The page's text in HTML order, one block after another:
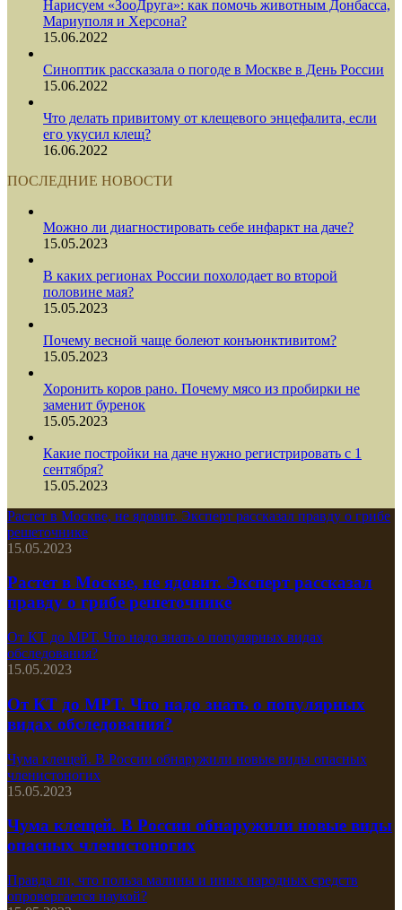
Нарисуем «ЗооДруга»: как помочь животным Донбасса,
Мариуполя и Херсона?
15.06.2022
Синоптик рассказала о погоде в Москве в День России
15.06.2022
Что делать привитому от клещевого энцефалита, если
его укусил клещ?
16.06.2022
ПОСЛЕДНИЕ НОВОСТИ
Можно ли диагностировать себе инфаркт на даче?
15.05.2023
В каких регионах России похолодает во второй
половине мая?
15.05.2023
Почему весной чаще болеют конъюнктивитом?
15.05.2023
Хоронить коров рано. Почему мясо из пробирки не
заменит буренок
15.05.2023
Какие постройки на даче нужно регистрировать с 1
сентября?
15.05.2023
Растет в Москве, не ядовит. Эксперт рассказал правду о грибе
решеточнике
15.05.2023
Растет в Москве, не ядовит. Эксперт рассказал
правду о грибе решеточнике
От КТ до МРТ. Что надо знать о популярных видах
обследования?
15.05.2023
От КТ до МРТ. Что надо знать о популярных
видах обследования?
Чума клещей. В России обнаружили новые виды опасных
членистоногих
15.05.2023
Чума клещей. В России обнаружили новые виды
опасных членистоногих
Правда ли, что польза малины и иных народных средств
опровергается наукой?